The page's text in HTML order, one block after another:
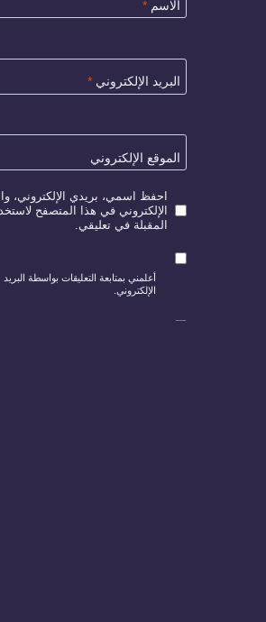
الاسم *
البريد الإلكتروني *
الموقع الإلكتروني
احفظ اسمي، بريدي الإلكتروني،
الإلكتروني في هذا المتصفح
المقبلة في تعليقي.
أعلمني بمتابعة التعليقات بواسطة البريد
الإلكتروني.